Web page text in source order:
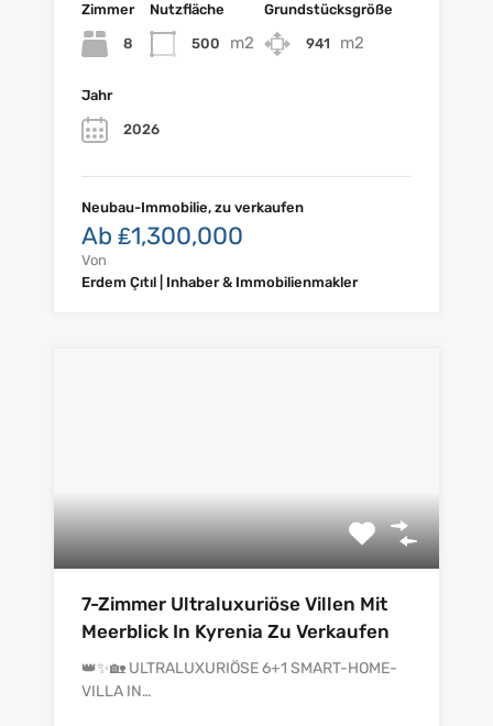
Zimmer
8
Nutzfläche
500 m2
Grundstücksgröße
941 m2
Jahr
2026
Neubau-Immobilie, zu verkaufen
Ab ₤1,300,000
Von
Erdem Çıtıl | Inhaber & Immobilienmakler
7-Zimmer Ultraluxuriöse Villen Mit
Meerblick In Kyrenia Zu Verkaufen
👑✨🏡 ULTRALUXURIÖSE 6+1 SMART-HOME-
VILLA IN…